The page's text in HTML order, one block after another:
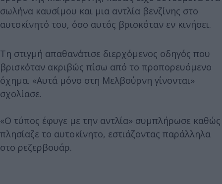
σωλήνα καυσίμου και μια αντλία βενζίνης στο
αυτοκίνητό του, όσο αυτός βρισκόταν εν κινήσει.
Τη στιγμή απαθανάτισε διερχόμενος οδηγός που
βρισκόταν ακριβώς πίσω από το προπορευόμενο
όχημα. «Αυτά μόνο στη Μελβούρνη γίνονται»
σχολίασε.
«Ο τύπος έφυγε με την αντλία» συμπλήρωσε καθώς
πλησίαζε το αυτοκίνητο, εστιάζοντας παράλληλα
στο ρεζερβουάρ.